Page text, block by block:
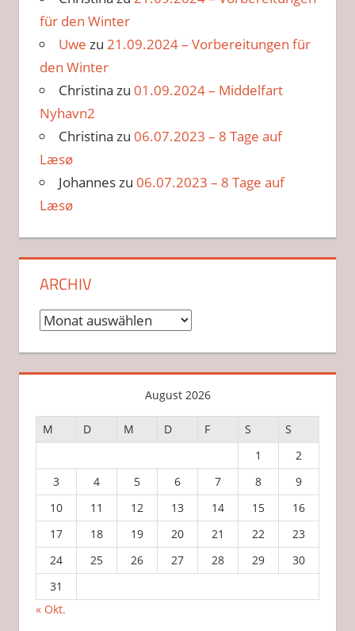
für den Winter
Uwe zu 21.09.2024 – Vorbereitungen für
den Winter
Christina zu 01.09.2024 – Middelfart
Nyhavn2
Christina zu 06.07.2023 – 8 Tage auf
Læsø
Johanneszu 06.07.2023 – 8 Tage auf
Læsø
ARCHIV
Archiv
August 2026
M D M D F S
S
1
2
3
4 5 6 7 8
9
10
11 12 13 14 15
16
17
18 19 20 21 22
23
24
25 26 27 28 29
30
31
« Okt.